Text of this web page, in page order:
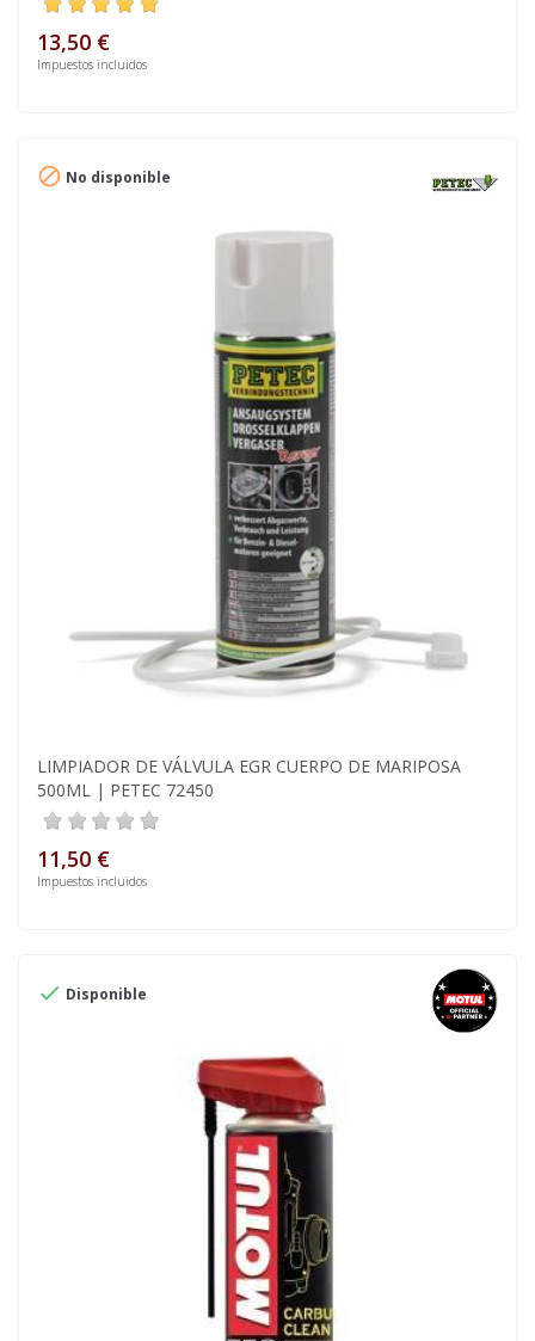
13,50 €
Impuestos incluidos
 No disponible
LIMPIADOR DE VÁLVULA EGR CUERPO DE MARIPOSA
500ML | PETEC 72450
11,50 €
Impuestos incluidos
 Disponible